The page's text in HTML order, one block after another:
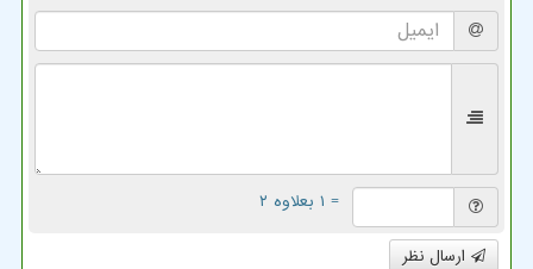
= ۱ بعلاوه ۲
ارسال نظر